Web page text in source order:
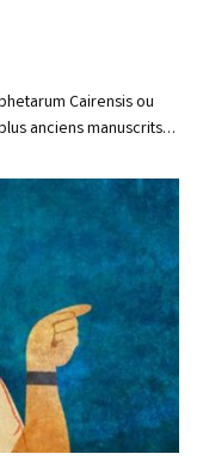
Cairensis ou
anciens manuscrits…